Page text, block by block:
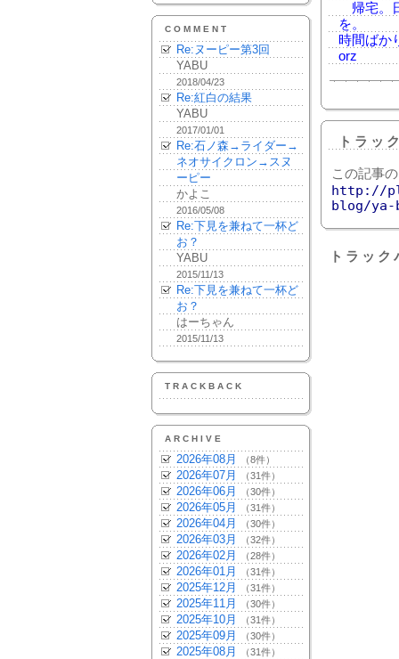
COMMENT
Re:ヌーピー第3回
YABU
2018/04/23
Re:紅白の結果
YABU
2017/01/01
Re:石ノ森→ライダー→
ネオサイクロン→スヌ
ーピー
かよこ
2016/05/08
Re:下見を兼ねて一杯ど
お？
YABU
2015/11/13
Re:下見を兼ねて一杯ど
お？
はーちゃん
2015/11/13
TRACKBACK
ARCHIVE
2026年08月 （8件）
2026年07月 （31件）
2026年06月 （30件）
2026年05月 （31件）
2026年04月 （30件）
2026年03月 （32件）
2026年02月 （28件）
2026年01月 （31件）
2025年12月 （31件）
2025年11月 （30件）
2025年10月 （31件）
2025年09月 （30件）
2025年08月 （31件）
帰宅。
を。
時間ばか
orz
トラッ
この記事
http://
blog/ya-
トラッ